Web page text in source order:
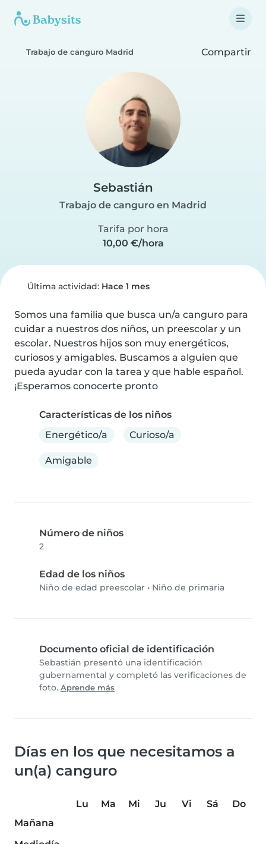
Trabajo de canguro Madrid Compartir
Sebastián
Trabajo de canguro en Madrid
Tarifa por hora
10,00 €/hora
Última actividad: Hace 1 mes
Somos una familia que busca un/a canguro para
cuidar a nuestros dos niños, un preescolar y un
escolar. Nuestros hijos son muy energéticos,
curiosos y amigables. Buscamos a alguien que
pueda ayudar con la tarea y que hable español.
¡Esperamos conocerte pronto
Características de los niños
Energético/a
Curioso/a
Amigable
Número de niños
2
Edad de los niños
Niño de edad preescolar • Niño de primaria
Documento oficial de identificación
Sebastián presentó una identificación
gubernamental y completó las verificaciones de
foto. Aprende más
Días en los que necesitamos a
un(a) canguro
Lu Ma Mi Ju Vi Sá
Do
Mañana